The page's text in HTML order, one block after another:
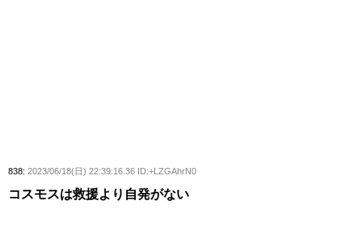
838: 2023/06/18(日) 22:39:16.36 ID:+LZGAhrN0
コスモスは救援より自発がない